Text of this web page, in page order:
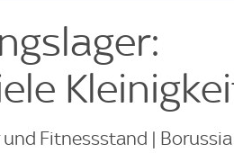
Fitnessstand | Borussia